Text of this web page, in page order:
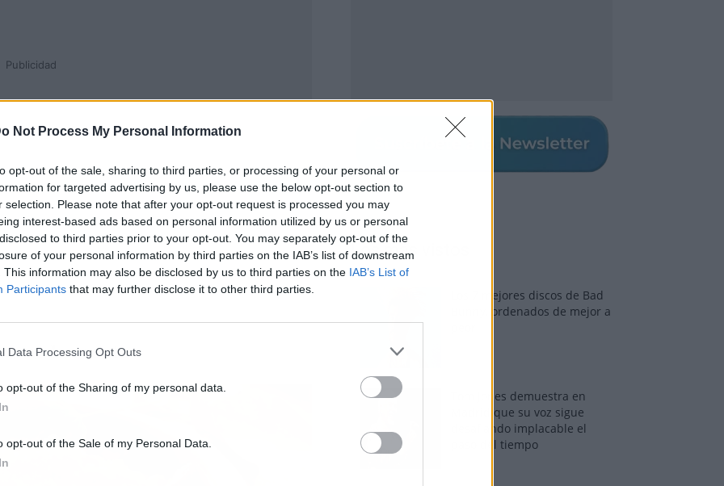
Not Process My Personal Information
opt-out of the sale, sharing to third parties, or processing of your personal or
for targeted advertising by us, please use the below opt-out section to
selection. Please note that after your opt-out request is processed you may
interest-based ads based on personal information utilized by us or personal
to third parties prior to your opt-out. You may separately opt-out of the
of your personal information by third parties on the IAB’s list of downstream
This information may also be disclosed by us to third parties on the IAB’s List of
Participants that may further disclose it to other third parties.
Data Processing Opt Outs
opt-out of the Sharing of my personal data.
opt-out of the Sale of my Personal Data.
Publicidad
la receta
Los más vistos
Los 7 mejores discos de Bad
Bunny, ordenados de mejor a
Tom Jones demuestra en
Madrid que su voz sigue
desafiando implacable el
paso del tiempo